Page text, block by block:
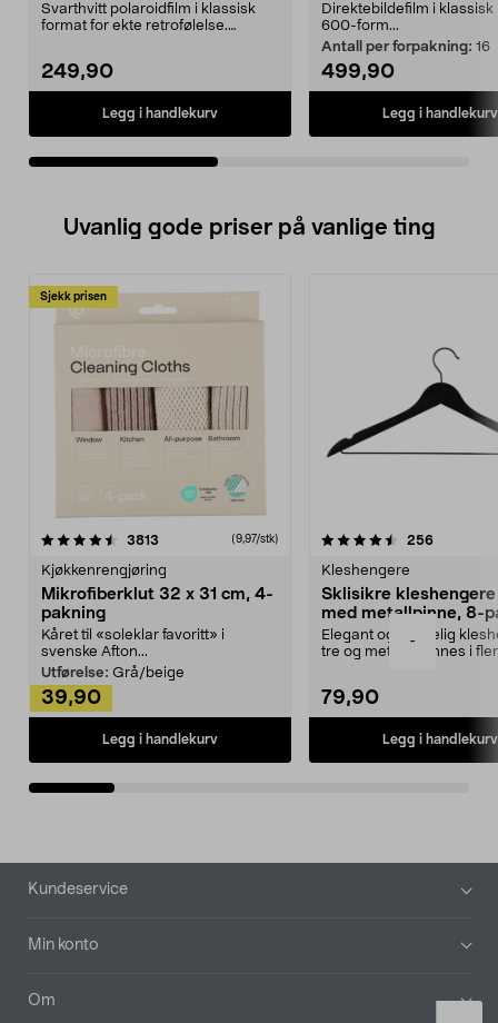
-
Svarthvitt polaroidfilm i klassisk
format for ekte retrofølelse.
249,90
Legg i handlekurv
Direktebildefilm i klassisk
600-form...
Antall per forpakning: 16
499,90
Legg i handlekurv
Uvanlig gode priser på vanlige ting
Sjekk prisen
3813 anmeldelser(9,97/stk)
Kjøkkenrengjøring
Mikrofiberklut 32 x 31 cm, 4-
pakning
Kåret til «soleklar favoritt» i
svenske Afton...
Utførelse: Grå/beige
39,90
Legg i handlekurv
4.5av 5 stjerner 256
Kleshengere
Sklisikre
med metallpinne, 8-
Elegant og skikkelig
tre og metall – finnes i
79,90
Legg i handlekurv
4.5av 5 stjerner
Bunntekst
Kundeservice
Min konto
Om